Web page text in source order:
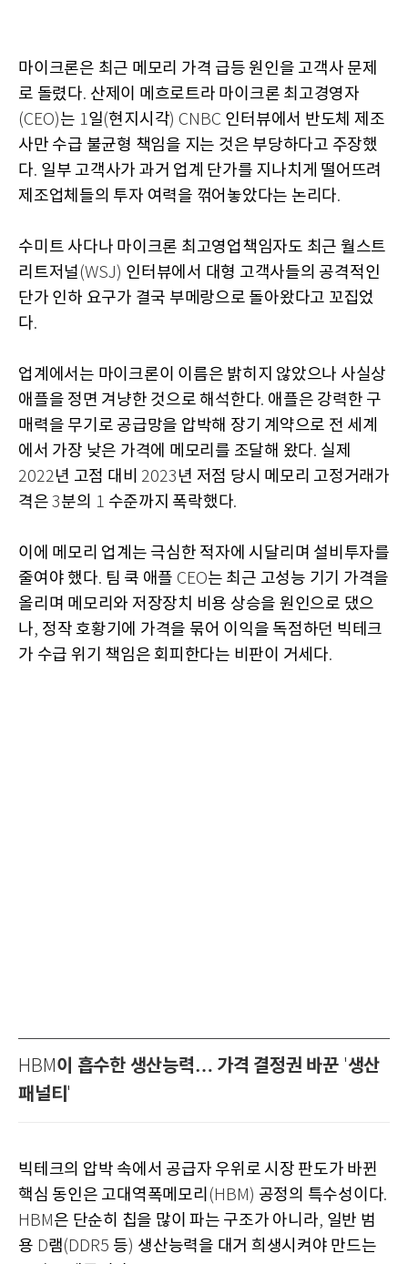
마이크론은 최근 메모리 가격 급등 원인을 고객사 문제
로 돌렸다. 산제이 메흐로트라 마이크론 최고경영자
(CEO)는 1일(현지시각) CNBC 인터뷰에서 반도체 제조
사만 수급 불균형 책임을 지는 것은 부당하다고 주장했
다. 일부 고객사가 과거 업계 단가를 지나치게 떨어뜨려
제조업체들의 투자 여력을 꺾어놓았다는 논리다.
수미트 사다나 마이크론 최고영업책임자도 최근 월스트
리트저널 (WSJ) 인터뷰에서 대형 고객사들의 공격적인
단가 인하 요구가 결국 부메랑으로 돌아왔다고 꼬집었
다.
업계에서는 마이크론이 이름은 밝히지 않았으나 사실상
애플을 정면 겨냥한 것으로 해석한다. 애플은 강력한 구
매력을 무기로 공급망을 압박해 장기 계약으로 전 세계
에서 가장 낮은 가격에 메모리를 조달해 왔다. 실제
2022년 고점 대비 2023년 저점 당시 메모리 고정거래가
격은3분의 1 수준까지 폭락했다.
이에 메모리 업계는 극심한 적자에 시달리며 설비투자를
줄여야 했다. 팀 쿡 애플 CEO는 최근 고성능 기기 가격을
올리며 메모리와 저장장치 비용 상승을 원인으로 댔으
나, 정작 호황기에 가격을 묶어 이익을 독점하던 빅테크
가 수급 위기 책임은 회피한다는 비판이 거세다.
HBM이 흡수한 생산능력… 가격 결정권 바꾼 '생산
패널티 '
빅테크의 압박 속에서 공급자 우위로 시장 판도가 바뀐
핵심 동인은 고대역폭메모리 (HBM) 공정의 특수성이다.
HBM 은 단순히 칩을 많이 파는 구조가 아니라, 일반 범
용 D램(DDR5 등) 생산능력을 대거 희생시켜야 만드는